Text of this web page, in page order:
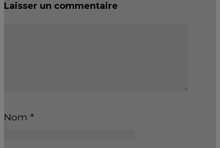
Laisser un commentaire
Nom *